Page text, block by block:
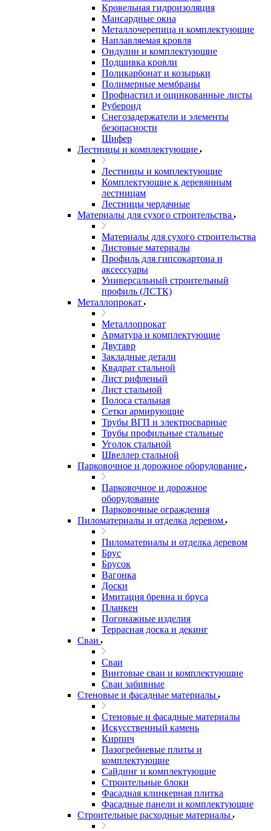
Кровельная гидроизоляция
Мансардные окна
Металлочерепица и комплектующие
Наплавляемая кровля
Ондулин и комплектующие
Подшивка кровли
Поликарбонат и козырьки
Полимерные мембраны
Профнастил и оцинкованные листы
Рубероид
Снегозадержатели и элементы
безопасности
Шифер
Лестницы и комплектующие
Лестницы и комплектующие
Комплектующие к деревянным
лестницам
Лестницы чердачные
Материалы для сухого строительства
Материалы для сухого строительства
Листовые материалы
Профиль для гипсокартона и
аксессуары
Универсальный строительный
профиль (ЛСТК)
Металлопрокат
Металлопрокат
Арматура и комплектующие
Двутавр
Закладные детали
Квадрат стальной
Лист рифленый
Лист стальной
Полоса стальная
Сетки армирующие
Трубы ВГП и электросварные
Трубы профильные стальные
Уголок стальной
Швеллер стальной
Парковочное и дорожное оборудование
Парковочное и дорожное
оборудование
Парковочные ограждения
Пиломатериалы и отделка деревом
Пиломатериалы и отделка деревом
Брус
Брусок
Вагонка
Доски
Имитация бревна и бруса
Планкен
Погонажные изделия
Террасная доска и декинг
Сваи
Сваи
Винтовые сваи и комплектующие
Сваи забивные
Стеновые и фасадные материалы
Стеновые и фасадные материалы
Искусственный камень
Кирпич
Пазогребневые плиты и
комплектующие
Сайдинг и комплектующие
Строительные блоки
Фасадная клинкерная плитка
Фасадные панели и комплектующие
Строительные расходные материалы